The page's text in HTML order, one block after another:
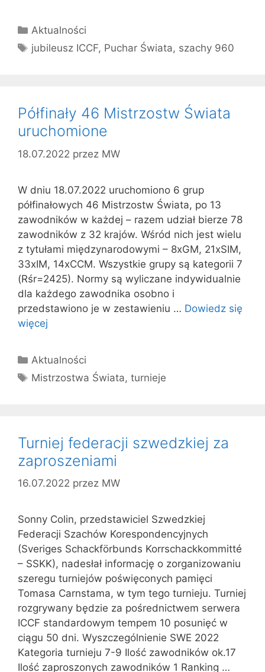
Kategorie
Aktualności
Tagi
jubileusz ICCF, Puchar Świata, szachy 960
Półfinały 46 Mistrzostw Świata
uruchomione
18.07.2022 przez MW
W dniu 18.07.2022 uruchomiono 6 grup
półfinałowych 46 Mistrzostw Świata, po 13
zawodników w każdej – razem udział bierze 78
zawodników z 32 krajów. Wśród nich jest wielu
z tytułami międzynarodowymi – 8xGM, 21xSIM,
33xIM, 14xCCM. Wszystkie grupy są kategorii 7
(Rśr=2425). Normy są wyliczane indywidualnie
dla każdego zawodnika osobno i
przedstawiono je w zestawieniu … Dowiedz się
więcej
Kategorie
Aktualności
Tagi
Mistrzostwa Świata,turnieje
Turniej federacji szwedzkiej za
zaproszeniami
16.07.2022 przez MW
Sonny Colin, przedstawiciel Szwedzkiej
Federacji Szachów Korespondencyjnych
(Sveriges Schackförbunds Korrschackkommitté
– SSKK), nadesłał informację o zorganizowaniu
szeregu turniejów poświęconych pamięci
Tomasa Carnstama, w tym tego turnieju. Turniej
rozgrywany będzie za pośrednictwem serwera
ICCF standardowym tempem 10 posunięć w
ciągu 50 dni. Wyszczególnienie SWE 2022
Kategoria turnieju 7-9 Ilość zawodników ok.17
Ilość zaproszonych zawodników 1 Ranking …